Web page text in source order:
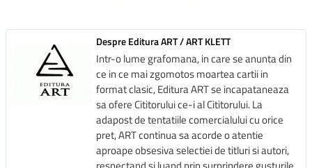
Despre Editura ART / ART KLETT
Intr-o lume grafomana, in care se anunta din
ce in ce mai zgomotos moartea cartii in
format clasic, Editura ART se incapataneaza
sa ofere Cititorului ce-i al Cititorului. La
adapost de tentatiile comercialului cu orice
pret, ART continua sa acorde o atentie
aproape obsesiva selectiei de titluri si autori,
revoluționat biologia și totodată viziunea asupra omului.